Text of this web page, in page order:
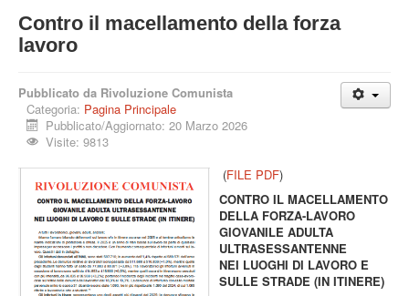
Contro il macellamento della forza
lavoro
Pubblicato da Rivoluzione Comunista
Categoria: Pagina Principale
Pubblicato/Aggiornato: 20 Marzo 2026
Visite: 9813
(FILE PDF)
CONTRO IL MACELLAMENTO
DELLA FORZA-LAVORO
GIOVANILE ADULTA
ULTRASESSANTENNE
NEI LUOGHI DI LAVORO E
SULLE STRADE (IN ITINERE)